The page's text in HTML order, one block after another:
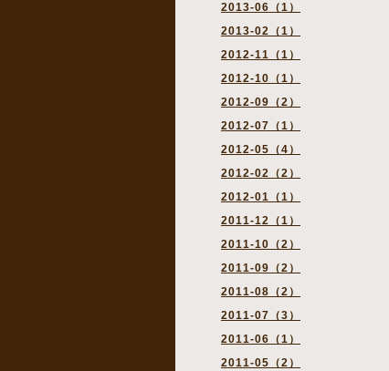
2013-06（1）
2013-02（1）
2012-11（1）
2012-10（1）
2012-09（2）
2012-07（1）
2012-05（4）
2012-02（2）
2012-01（1）
2011-12（1）
2011-10（2）
2011-09（2）
2011-08（2）
2011-07（3）
2011-06（1）
2011-05（2）